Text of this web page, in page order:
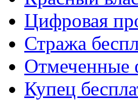
Цифровая
Стража
Отмеченные
Купец